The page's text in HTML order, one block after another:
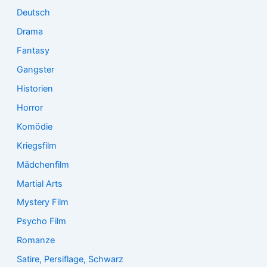
Deutsch
Drama
Fantasy
Gangster
Historien
Horror
Komödie
Kriegsfilm
Mädchenfilm
Martial Arts
Mystery Film
Psycho Film
Romanze
Satire, Persiflage, Schwarz